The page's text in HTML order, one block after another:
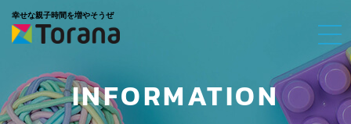
幸せな親子時間を増やそうぜ
INFORMATION